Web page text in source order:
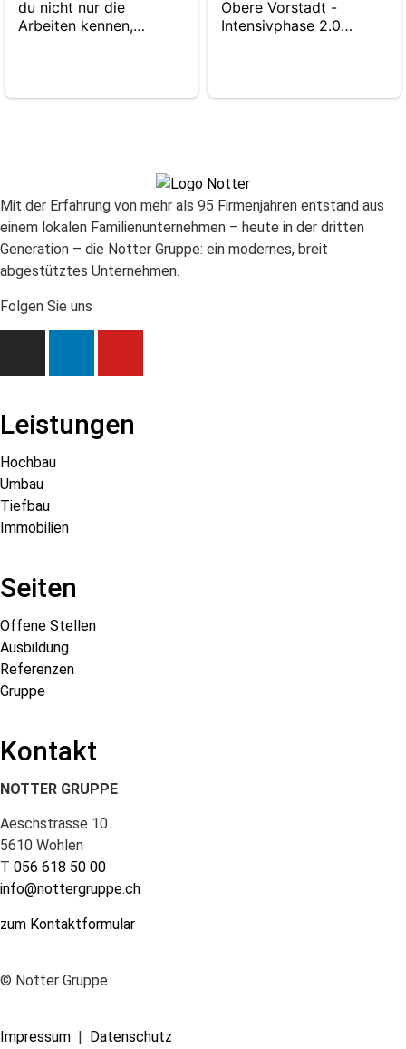
Mit der Erfahrung von mehr als 95 Firmenjahren entstand aus
einem lokalen Familienunternehmen – heute in der dritten
Generation – die Notter Gruppe: ein modernes, breit
abgestütztes Unternehmen.
Folgen Sie uns
Leistungen
Hochbau
Umbau
Tiefbau
Immobilien
Seiten
Offene Stellen
Ausbildung
Referenzen
Gruppe
Kontakt
NOTTER GRUPPE
Aeschstrasse 10
5610 Wohlen
T 056 618 50 00
info@nottergruppe.ch
zum Kontaktformular
© Notter Gruppe
Impressum Datenschutz